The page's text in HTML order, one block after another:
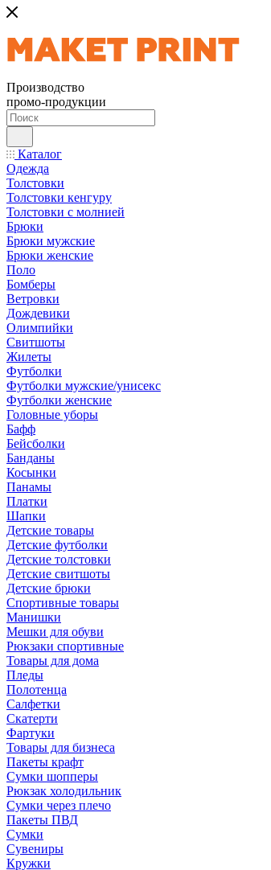
Производство
промо-продукции
Каталог
Одежда
Толстовки
Толстовки кенгуру
Толстовки с молнией
Брюки
Брюки мужские
Брюки женские
Поло
Бомберы
Ветровки
Дождевики
Олимпийки
Свитшоты
Жилеты
Футболки
Футболки мужские/унисекс
Футболки женские
Головные уборы
Бафф
Бейсболки
Банданы
Косынки
Панамы
Платки
Шапки
Детские товары
Детские футболки
Детские толстовки
Детские свитшоты
Детские брюки
Спортивные товары
Манишки
Мешки для обуви
Рюкзаки спортивные
Товары для дома
Пледы
Полотенца
Салфетки
Скатерти
Фартуки
Товары для бизнеса
Пакеты крафт
Сумки шопперы
Рюкзак холодильник
Сумки через плечо
Пакеты ПВД
Сумки
Сувениры
Кружки